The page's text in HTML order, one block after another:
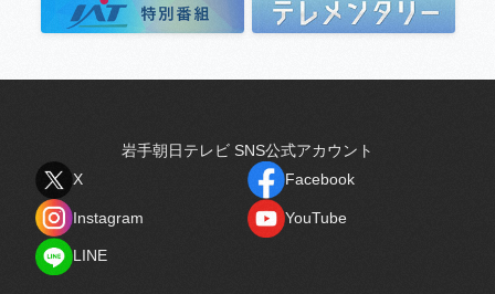
岩手朝日テレビ SNS公式アカウント
X
Facebook
Instagram
YouTube
LINE